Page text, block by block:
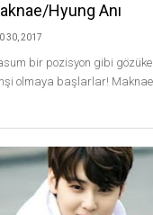
Hyung Anı
30, 2017
bir pozisyon gibi
olmaya başlarlar!